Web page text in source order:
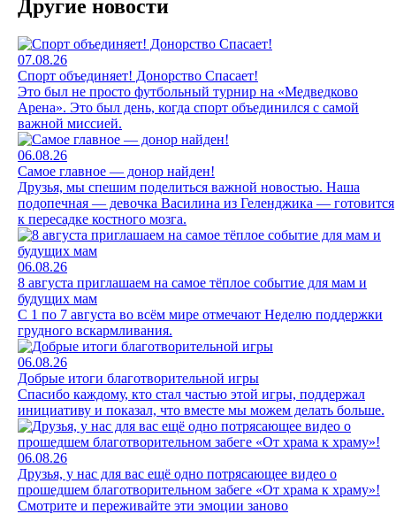
Другие новости
07.08.26
Спорт объединяет! Донорство Спасает!
Это был не просто футбольный турнир на «Медведково
Арена». Это был день, когда спорт объединился с самой
важной миссией.
06.08.26
Самое главное — донор найден!
Друзья, мы спешим поделиться важной новостью. Наша
подопечная — девочка Василина из Геленджика — готовится
к пересадке костного мозга.
06.08.26
8 августа приглашаем на самое тёплое событие для мам и
будущих мам
С 1 по 7 августа во всём мире отмечают Неделю поддержки
грудного вскармливания.
06.08.26
Добрые итоги благотворительной игры
Спасибо каждому, кто стал частью этой игры, поддержал
инициативу и показал, что вместе мы можем делать больше.
06.08.26
Друзья, у нас для вас ещё одно потрясающее видео о
прошедшем благотворительном забеге «От храма к храму»!
Смотрите и переживайте эти эмоции заново